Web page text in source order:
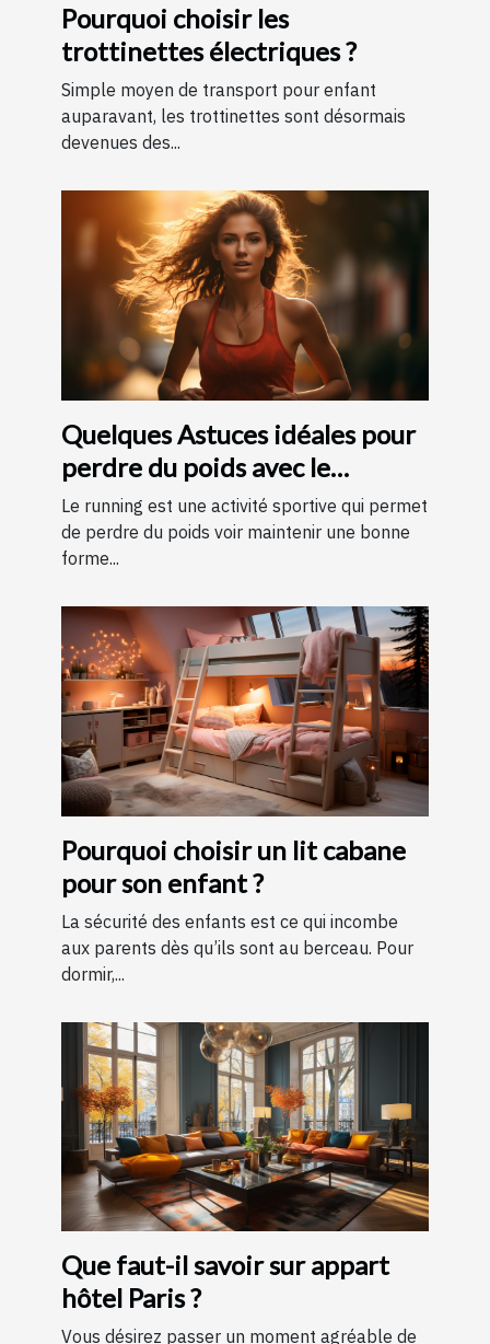
Pourquoi choisir les
trottinettes électriques ?
Simple moyen de transport pour enfant
auparavant, les trottinettes sont désormais
devenues des...
Quelques Astuces idéales pour
perdre du poids avec le
running ?
Le running est une activité sportive qui permet
de perdre du poids voir maintenir une bonne
forme...
Pourquoi choisir un lit cabane
pour son enfant ?
La sécurité des enfants est ce qui incombe
aux parents dès qu’ils sont au berceau. Pour
dormir,...
Que faut-il savoir sur appart
hôtel Paris ?
Vous désirez passer un moment agréable de